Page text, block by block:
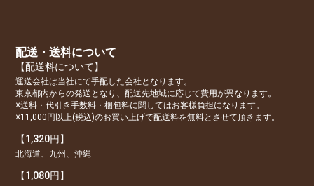
配送・送料について
【配送料について】
運送会社は当社にて手配した会社となります。
東京都内からの発送となり、配送先地域に応じて費用が異なります。
※送料・代引き手数料・梱包料に関してはお客様負担になります。
※11,000円以上(税込)のお買い上げで配送料を無料とさせて頂きます。
【1,320円】
北海道、九州、沖縄
【1,080円】